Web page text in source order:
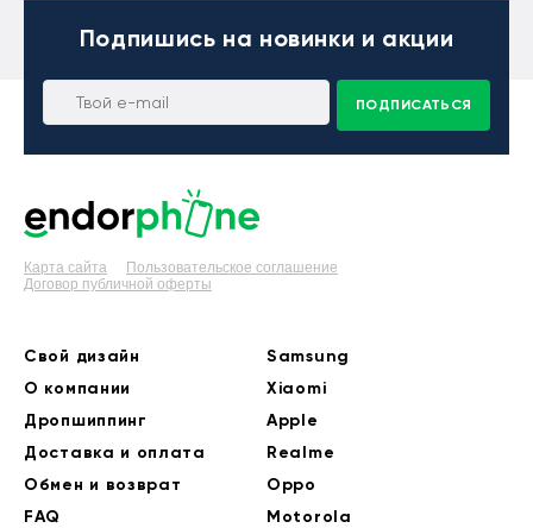
Подпишись на новинки и акции
ПОДПИСАТЬСЯ
Карта сайта
Пользовательское соглашение
Договор публичной оферты
Свой дизайн
О компании
Дропшиппинг
Доставка и оплата
Обмен и возврат
FAQ
Samsung
Xiaomi
Apple
Realme
Oppo
Motorola